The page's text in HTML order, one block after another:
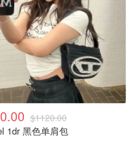
$1120.00
Diesel 1dr 黑色单肩包